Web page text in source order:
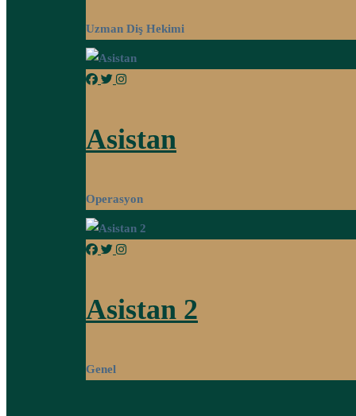
Uzman Diş Hekimi
Asistan
Operasyon
Asistan 2
Genel